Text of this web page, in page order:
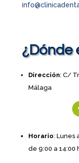
¿Dónde
Dirección: C/
Málaga
Horario: Lunes
de 9:00 a 14:00